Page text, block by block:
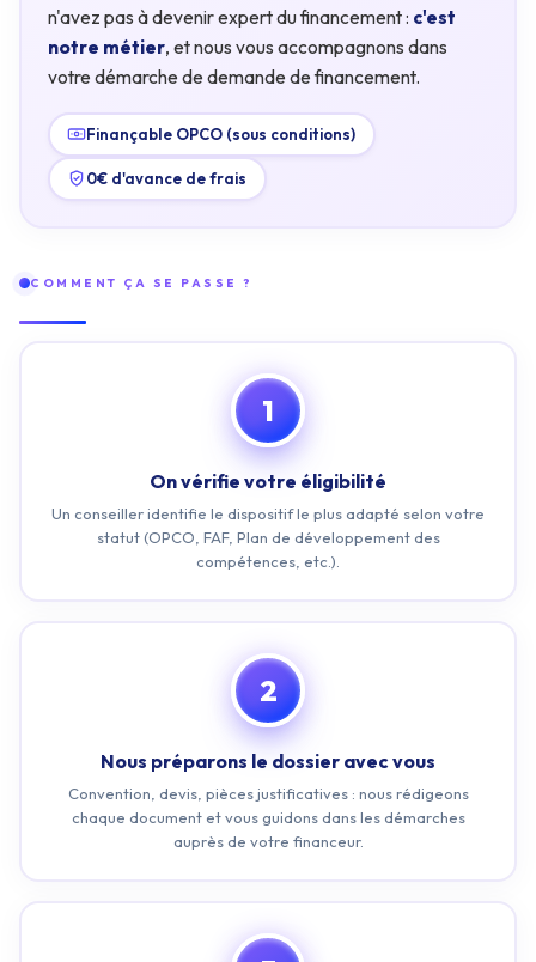
n'avez pas à devenir expert du financement : c'est
notre métier, et nous vous accompagnons dans
votre démarche de demande de financement.
Finançable OPCO (sous conditions)
0€ d'avance de frais
COMMENT ÇA SE PASSE ?
1
On vérifie votre éligibilité
Un conseiller identifie le dispositif le plus adapté selon votre
statut (OPCO, FAF, Plan de développement des
compétences, etc.).
2
Nous préparons le dossier avec vous
Convention, devis, pièces justificatives : nous rédigeons
chaque document et vous guidons dans les démarches
auprès de votre financeur.